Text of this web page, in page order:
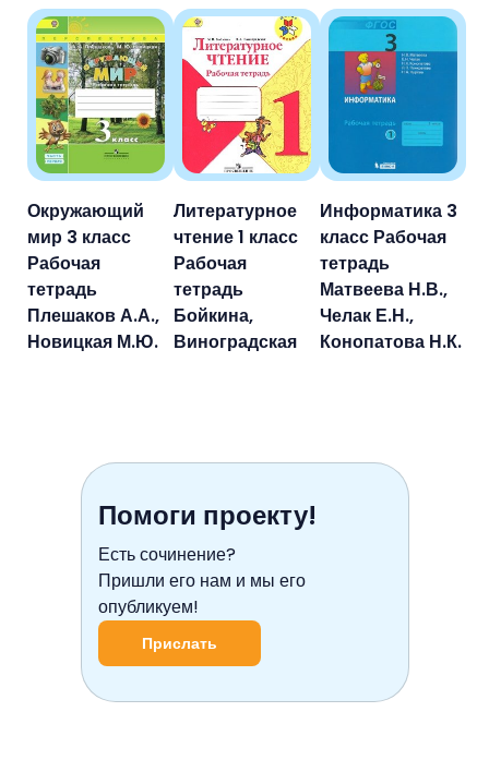
Окружающий
мир 3 класс
Рабочая
тетрадь
Плешаков А.А.,
Новицкая М.Ю.
Литературное
чтение 1 класс
Рабочая
тетрадь
Бойкина,
Виноградская
Информатика 3
класс Рабочая
тетрадь
Матвеева Н.В.,
Челак Е.Н.,
Конопатова Н.К.
Помоги проекту!
Есть сочинение?
Пришли его нам и мы его
опубликуем!
Прислать